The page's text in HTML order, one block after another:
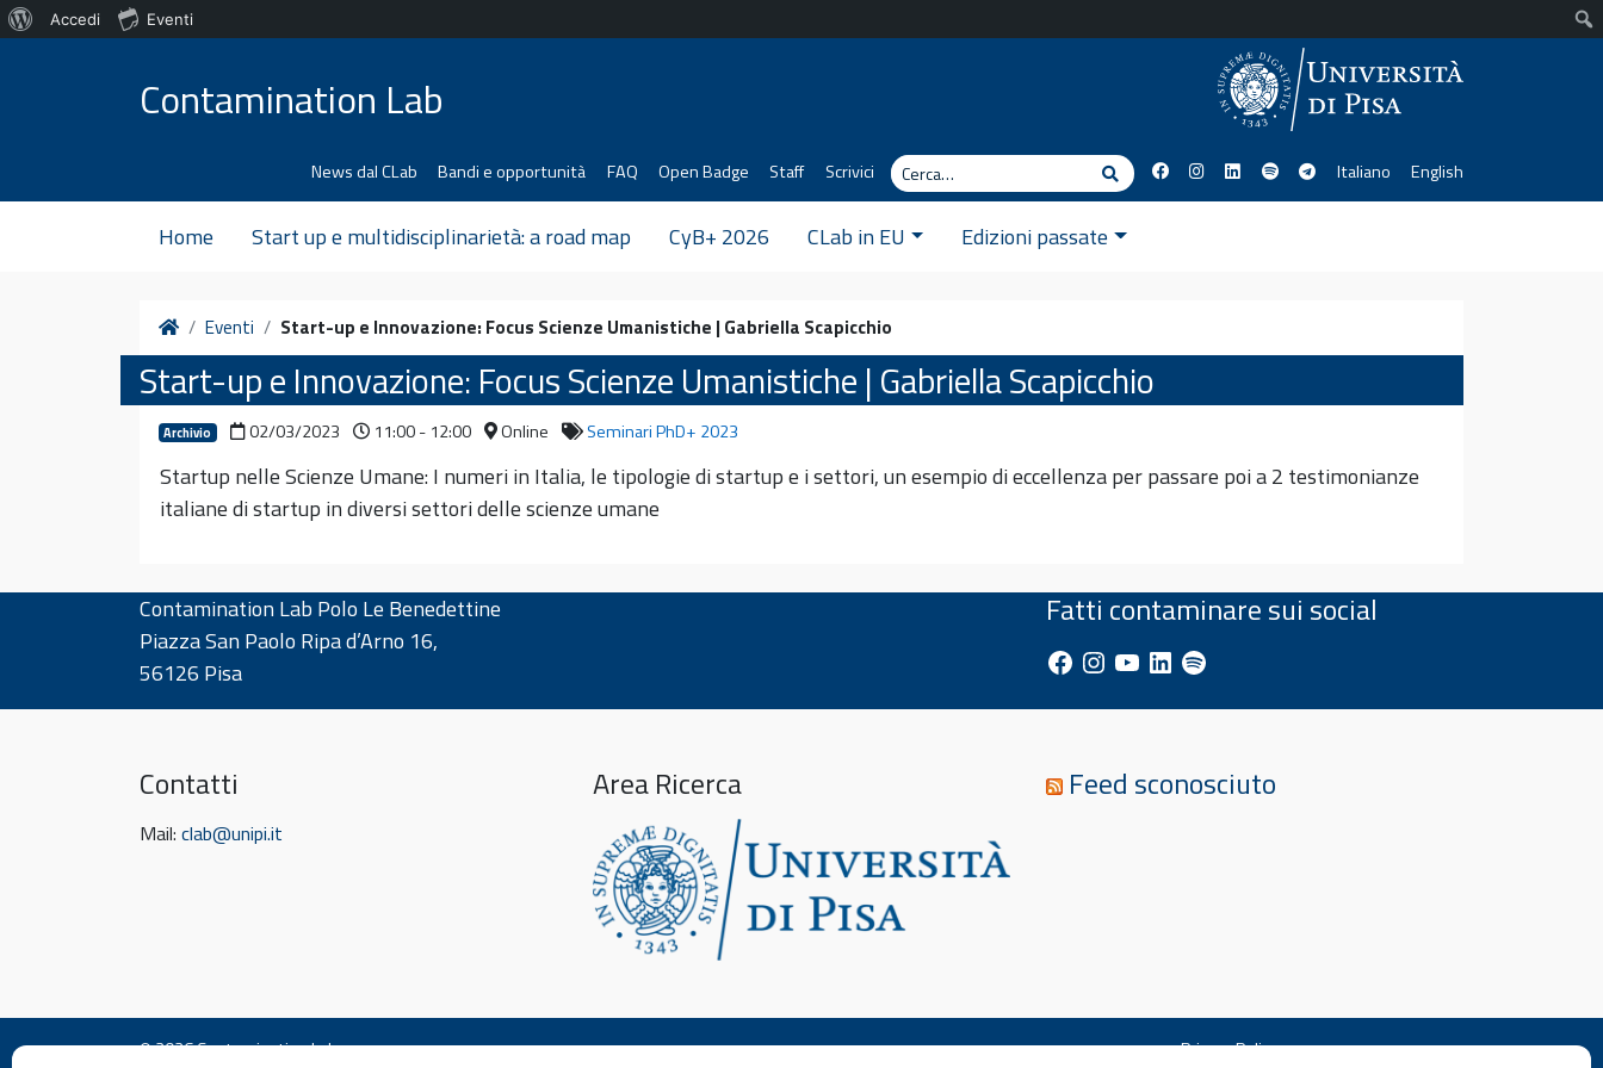
Contamination Lab
News dal CLab Bandi e opportunità FAQ Open Badge Staff Scrivici
Cerca
Cerca Italiano English
Home Start up e multidisciplinarietà: a road map CyB+ 2026 CLab in EU Edizioni passate
HomeEventi Start-up e Innovazione: Focus Scienze Umanistiche | Gabriella Scapicchio
Start-up e Innovazione: Focus Scienze Umanistiche | Gabriella Scapicchio
Archivio 02/03/2023 11:00 - 12:00 Online Seminari PhD+ 2023
Startup nelle Scienze Umane: I numeri in Italia, le tipologie di startup e i settori, un esempio di eccellenza per passare poi a 2 testimonianze
italiane di startup in diversi settori delle scienze umane
Contamination Lab Polo Le Benedettine
Piazza San Paolo Ripa d’Arno 16,
56126 Pisa
Fatti contaminare sui social
Facebook
Instagram
YouTube
LinkedInSpotify
Contatti
Mail: clab@unipi.it
Area Ricerca Feed sconosciuto
© 2026Contamination Lab
Privacy Policy
Informazioni
Accedi Eventi